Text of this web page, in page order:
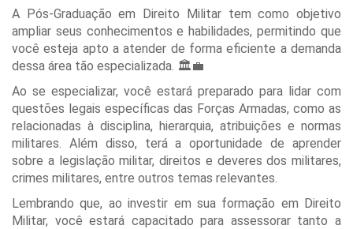
A Pós-Graduação em Direito Militar tem como objetivo
ampliar seus conhecimentos e habilidades, permitindo que
você esteja apto a atender de forma eficiente a demanda
dessa área tão especializada. 🏛️💼
Ao se especializar, você estará preparado para lidar com
questões legais específicas das Forças Armadas, como as
relacionadas à disciplina, hierarquia, atribuições e normas
militares. Além disso, terá a oportunidade de aprender
sobre a legislação militar, direitos e deveres dos militares,
crimes militares, entre outros temas relevantes.
Lembrando que, ao investir em sua formação em Direito
Militar, você estará capacitado para assessorar tanto a